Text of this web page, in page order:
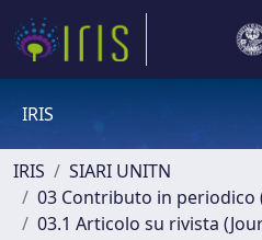
IRIS
IRIS
SIARI UNITN
03 Contributo in periodico
03.1 Articolo su rivista